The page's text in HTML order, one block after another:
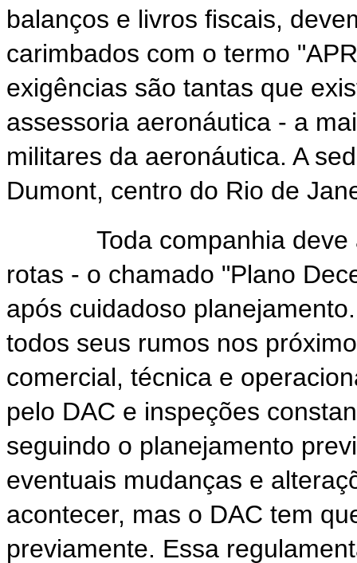
balanços e livros fiscais,
carimbados com o termo
exigências são tantas que
assessoria aeronáutica - a
militares da aeronáutica. A
Dumont, centro do Rio de
Toda companhia deve
rotas - o chamado "Plano
após cuidadoso
todos seus rumos nos
comercial, técnica e
pelo DAC e inspeções
seguindo o planejamento
eventuais mudanças e
acontecer, mas o DAC tem
previamente. Essa